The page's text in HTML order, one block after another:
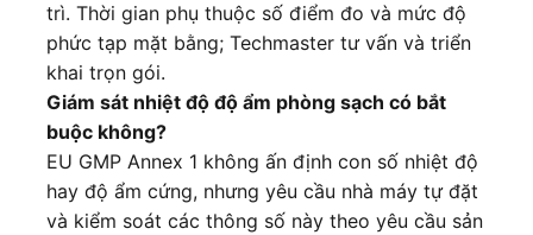
trì. Thời gian phụ thuộc số điểm đo và mức độ
phức tạp mặt bằng; Techmaster tư vấn và triển
khai trọn gói.
Giám sát nhiệt độ độ ẩm phòng sạch có bắt
buộc không?
EU GMP Annex 1 không ấn định con số nhiệt độ
hay độ ẩm cứng, nhưng yêu cầu nhà máy tự đặt
và kiểm soát các thông số này theo yêu cầu sản